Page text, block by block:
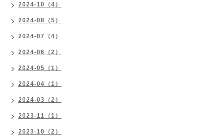
2024-10（4）
2024-08（5）
2024-07（4）
2024-06（2）
2024-05（1）
2024-04（1）
2024-03（2）
2023-11（1）
2023-10（2）